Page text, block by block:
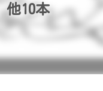
他10本